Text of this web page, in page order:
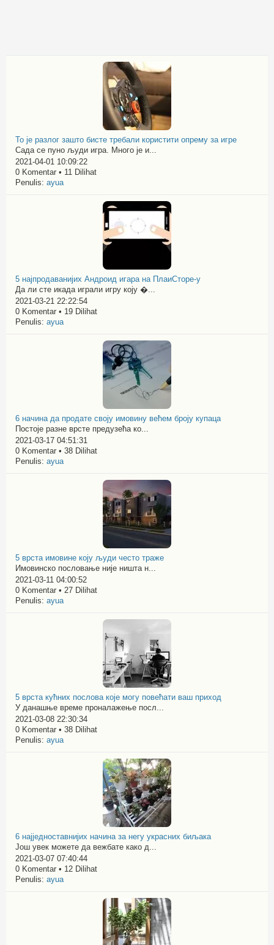
То је разлог зашто бисте требали користити опрему за игре
Сада се пуно људи игра. Много је и...
2021-04-01 10:09:22
0 Komentar • 11 Dilihat
Penulis: ayua
5 најпродаванијих Андроид игара на ПлаиСторе-у
Да ли сте икада играли игру коју �...
2021-03-21 22:22:54
0 Komentar • 19 Dilihat
Penulis: ayua
6 начина да продате своју имовину већем броју купаца
Постоје разне врсте предузећа ко...
2021-03-17 04:51:31
0 Komentar • 38 Dilihat
Penulis: ayua
5 врста имовине коју људи често траже
Имовинско пословање није ништа н...
2021-03-11 04:00:52
0 Komentar • 27 Dilihat
Penulis: ayua
5 врста кућних послова које могу повећати ваш приход
У данашње време проналажење посл...
2021-03-08 22:30:34
0 Komentar • 38 Dilihat
Penulis: ayua
6 најједноставнијих начина за негу украсних биљака
Још увек можете да вежбате како д...
2021-03-07 07:40:44
0 Komentar • 12 Dilihat
Penulis: ayua